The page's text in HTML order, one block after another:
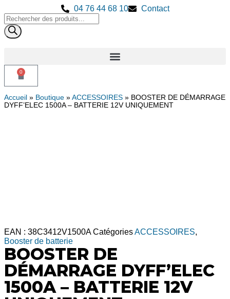
04 76 44 68 10 Contact
0
Accueil » Boutique » ACCESSOIRES » BOOSTER DE DÉMARRAGE
DYFF’ELEC 1500A – BATTERIE 12V UNIQUEMENT
EAN : 38C3412V1500ACatégoriesACCESSOIRES,
Booster de batterie
BOOSTER DE
DÉMARRAGE DYFF’ELEC
1500A – BATTERIE 12V